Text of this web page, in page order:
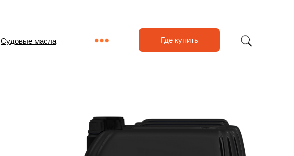
Судовые масла Где купить